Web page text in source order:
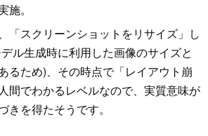
施。
「スクリーンショットをリサイズ」し
ル生成時に利用した画像のサイズと
るため)、その時点で「レイアウト崩
間でわかるレベルなので、実質意味が
きを得たそうです。